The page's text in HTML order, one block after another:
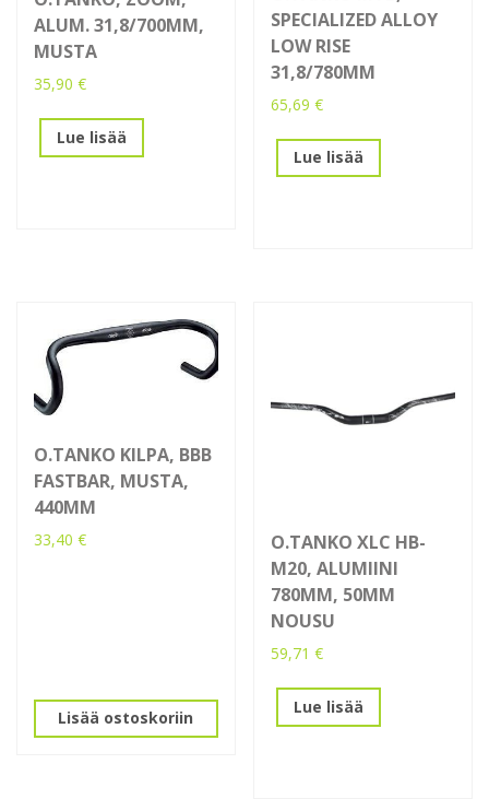
ALUM. 31,8/700MM,
MUSTA
35,90 €
Lue lisää
SPECIALIZED ALLOY
LOW RISE
31,8/780MM
65,69€
Lue lisää
O.TANKO KILPA, BBB
FASTBAR, MUSTA,
440MM
33,40 €
Lisää ostoskoriin
O.TANKO XLC HB-
M20, ALUMIINI
780MM, 50MM
NOUSU
59,71€
Lue lisää